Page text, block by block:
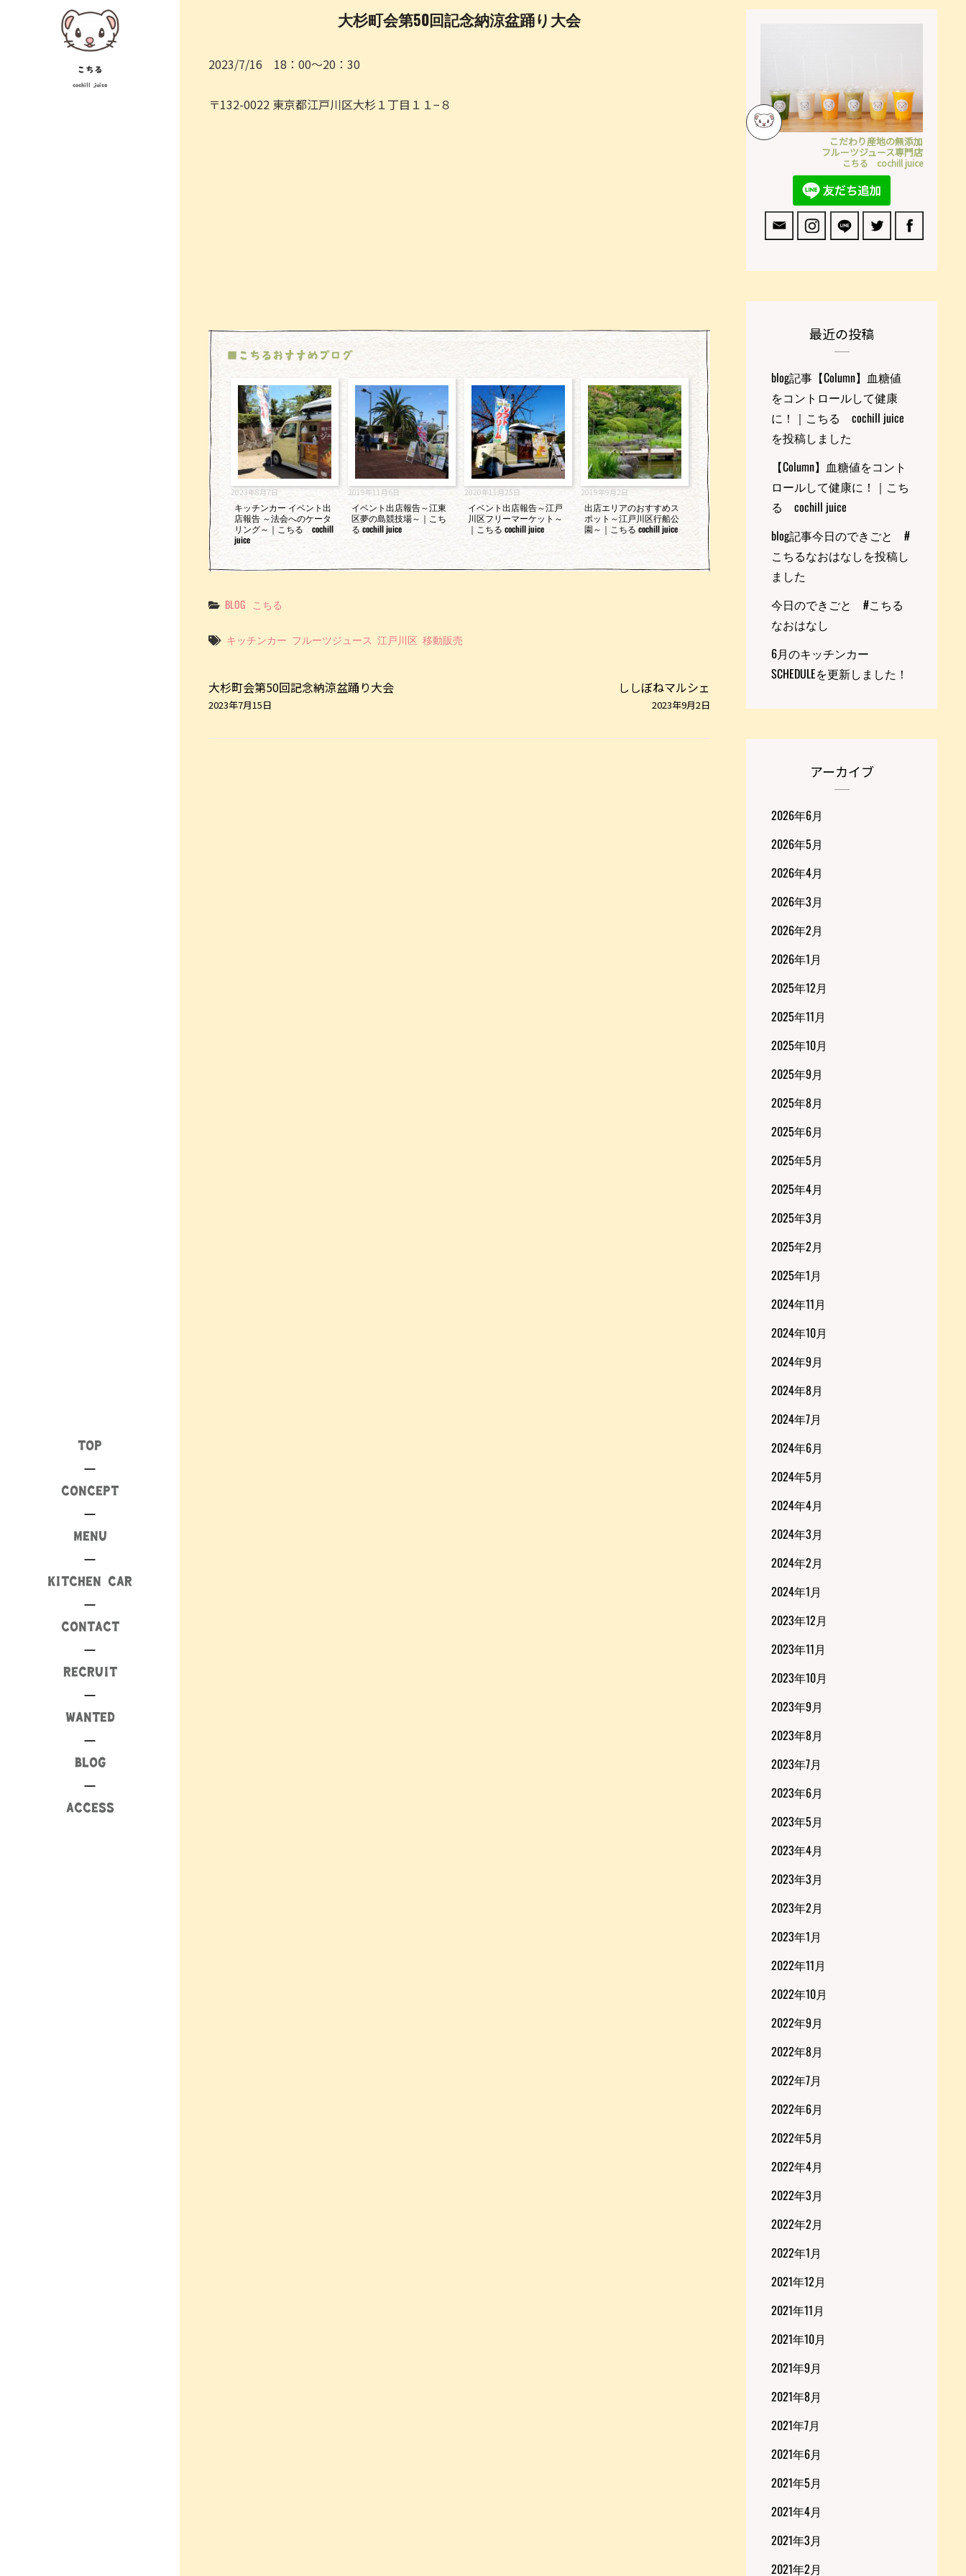
こちる
cochill juice
TOP
CONCEPT
MENU
KITCHEN CAR
CONTACT
RECRUIT
WANTED
BLOG
ACCESS
大杉町会第50回記念納涼盆踊り大会
2023/7/16 18：00～20：30
〒132-0022 東京都江戸川区大杉１丁目１１−８
■こちるおすすめブログ
2023年8月7日
キッチンカー イベント出
店報告 ～法会へのケータ
リング～｜こちる cochill
juice
2019年11月6日
イベント出店報告～江東
区夢の島競技場～｜こち
る cochill juice
2020年11月25日
イベント出店報告～江戸
川区フリーマーケット～
｜こちる cochill juice
2019年9月2日
出店エリアのおすすめス
ポット～江戸川区行船公
園～｜こちる cochill juice
Categories
BLOG こちる
Tags
キッチンカー フルーツジュース 江戸川区 移動販売
ナ
ビ
大杉町会第50回記念納涼盆踊り大会
2023年7月15日
ししぼねマルシェ
2023年9月2日
こだわり産地の無添加
フルーツジュース専門店
こちる cochill juice
最近の投稿
blog記事【Column】血糖値
をコントロールして健康
に！｜こちる cochill juice
を投稿しました
【Column】血糖値をコント
ロールして健康に！｜こち
る cochill juice
blog記事今日のできごと #
こちるなおはなしを投稿し
ました
今日のできごと #こちる
なおはなし
6月のキッチンカー
SCHEDULEを更新しました！
アーカイブ
2026年6月
2026年5月
2026年4月
2026年3月
2026年2月
2026年1月
2025年12月
2025年11月
2025年10月
2025年9月
2025年8月
2025年6月
2025年5月
2025年4月
2025年3月
2025年2月
2025年1月
2024年11月
2024年10月
2024年9月
2024年8月
2024年7月
2024年6月
2024年5月
2024年4月
2024年3月
2024年2月
2024年1月
2023年12月
2023年11月
2023年10月
2023年9月
2023年8月
2023年7月
2023年6月
2023年5月
2023年4月
2023年3月
2023年2月
2023年1月
2022年11月
2022年10月
2022年9月
2022年8月
2022年7月
2022年6月
2022年5月
2022年4月
2022年3月
2022年2月
2022年1月
2021年12月
2021年11月
2021年10月
2021年9月
2021年8月
2021年7月
2021年6月
2021年5月
2021年4月
2021年3月
2021年2月